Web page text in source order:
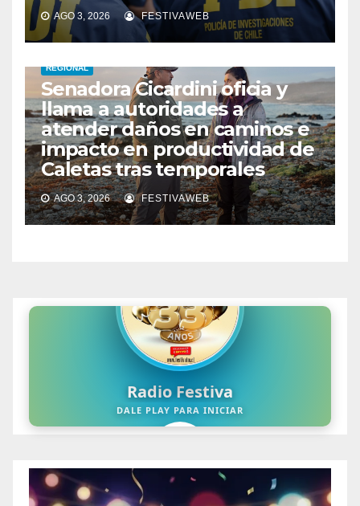
AGO 3, 2026 FESTIVAWEB
REGIONAL
Senadora Cicardini oficia y
llama a autoridades a
atender daños en caminos e
impacto en productividad de
Caletas tras temporales
AGO 3, 2026 FESTIVAWEB